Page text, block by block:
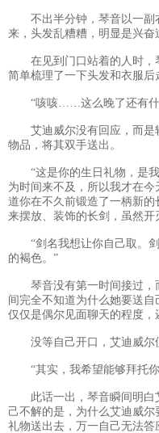
不出半分钟，琴音以一副
来，头发乱糟糟，明显是兴奋
在见到门口站着的人时，
简单梳理了一下头发和衣服后
“咳咳……这么晚了还有什
艾迪威尔没有回应，而是
物品，将其双手送出。
“这是你的生日礼物，是我
为时间来不及，所以我才在
道你在不久前锻造了一柄新
来摆放、装饰的长剑，虽然
“剑名我想让你自己取。剑
的褐色。”
琴音没有第一时间接过，
间完全不知道为什么她要送
仅仅是偶尔见面聊天的程度，
没等自己开口，艾迪威尔
“其实，我希望能够拜托你
此话一出，琴音瞬间明白
己不解的是，为什么艾迪威
礼物送出去，万一自己无法